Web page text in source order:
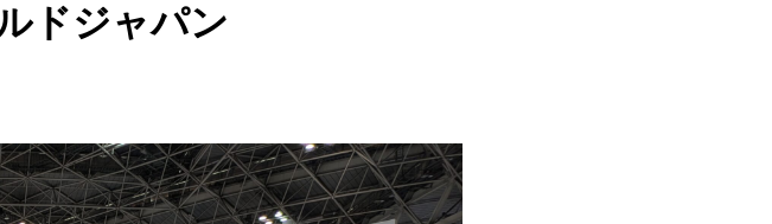
ドジャパン